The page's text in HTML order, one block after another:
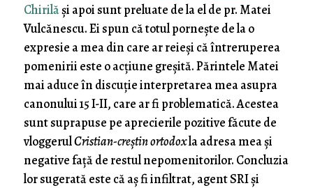
Chirilăși apoi sunt preluate de la el de pr. Matei
Vulcănescu. Ei spun că totul pornește de la o
expresie a mea din care ar reieși că întreruperea
pomenirii este o acțiune greșită. Părintele Matei
mai aduce în discuție interpretarea mea asupra
canonului 15 I-II, care ar fi problematică. Acestea
sunt suprapuse pe aprecierile pozitive făcute de
vloggerulCristian-creștin ortodoxla adresa mea și
negative față de restul nepomenitorilor. Concluzia
lor sugerată este că aș fi infiltrat, agent SRI și